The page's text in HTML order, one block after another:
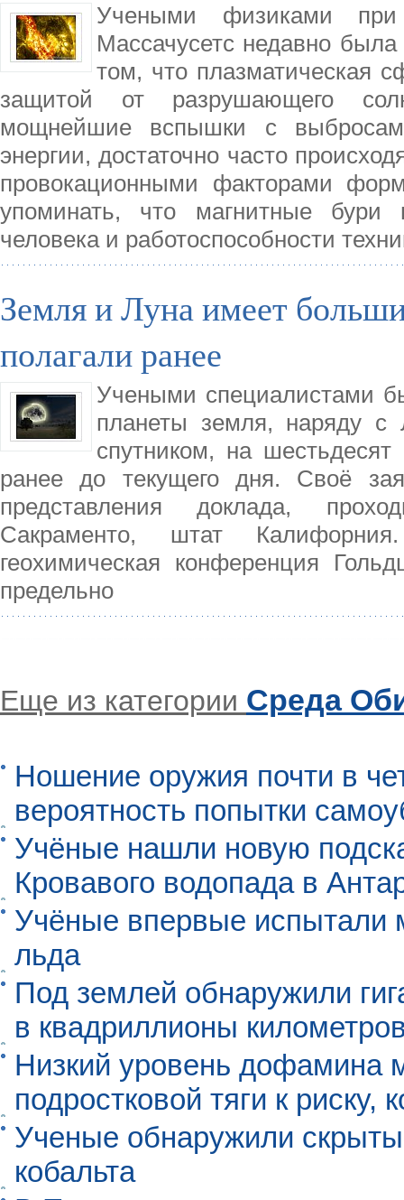
Учеными физиками при
Массачусетс недавно
том, что плазматическая
защитой от разрушающего
мощнейшие вспышки с
энергии, достаточно часто
провокационными факторами
упоминать, что магнитные бури
человека и работоспособности
Земля и Луна имеет
полагали ранее
Учеными специалистами
планеты земля, наряду с
спутником, на
ранее до текущего дня. Своё
представления доклада,
Сакраменто, штат
геохимическая конференция
предельно
Еще из категории Среда
Ношение оружия почти в
вероятность попытки
Учёные нашли новую
Кровавого водопада в
Учёные впервые испытали
льда
Под землей обнаружили
в квадриллионы
Низкий уровень дофамина
подростковой тяги к риску,
Ученые обнаружили
кобальта